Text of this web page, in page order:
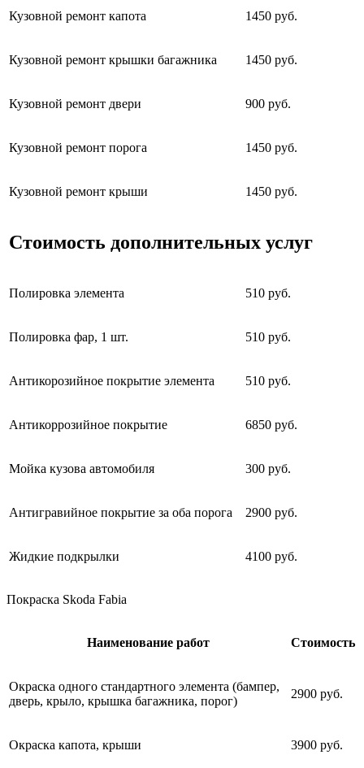
Кузовной ремонт капота 1450 руб.
Кузовной ремонт крышки багажника 1450 руб.
Кузовной ремонт двери 900 руб.
Кузовной ремонт порога 1450 руб.
Кузовной ремонт крыши 1450 руб.
Стоимость дополнительных услуг
Полировка элемента 510 руб.
Полировка фар, 1 шт. 510 руб.
Антикорозийное покрытие элемента 510 руб.
Антикоррозийное покрытие 6850 руб.
Мойка кузова автомобиля 300 руб.
Антигравийное покрытие за оба порога 2900 руб.
Жидкие подкрылки 4100 руб.
Покраска Skoda Fabia
Наименование работ Стоимость
Окраска одного стандартного элемента (бампер,
дверь, крыло, крышка багажника, порог)
2900 руб.
Окраска капота, крыши 3900 руб.